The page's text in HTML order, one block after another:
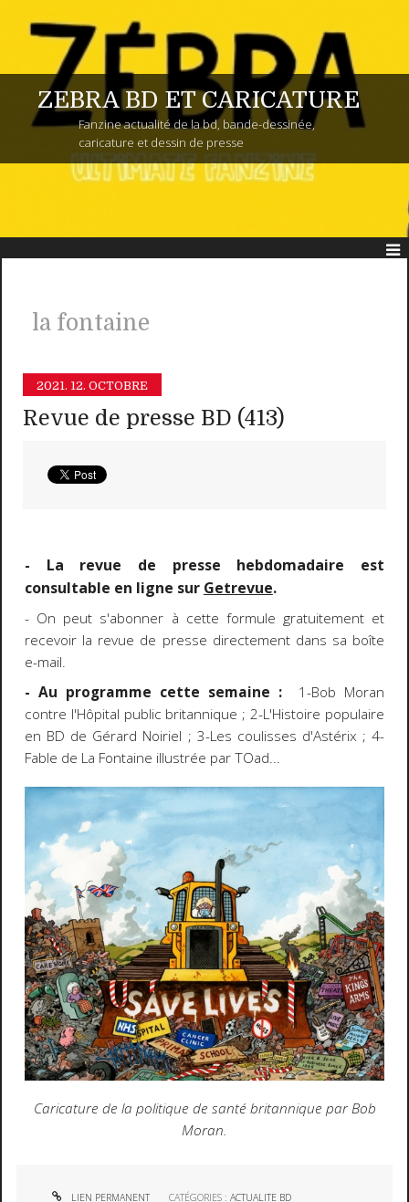
ZEBRA BD ET CARICATURE
Fanzine actualité de la bd, bande-dessinée,
caricature et dessin de presse
la fontaine
2021. 12. OCTOBRE
Revue de presse BD (413)
- La revue de presse hebdomadaire est
consultable en ligne sur Getrevue.
- On peut s'abonner à cette formule gratuitement et
recevoir la revue de presse directement dans sa boîte
e-mail.
- Au programme cette semaine : 1-Bob Moran
contre l'Hôpital public britannique ; 2-L'Histoire populaire
en BD de Gérard Noiriel ; 3-Les coulisses d'Astérix ; 4-
Fable de La Fontaine illustrée par TOad...
Caricature de la politique de santé britannique par Bob
Moran.
LIEN PERMANENT CATÉGORIES :ACTUALITE BD